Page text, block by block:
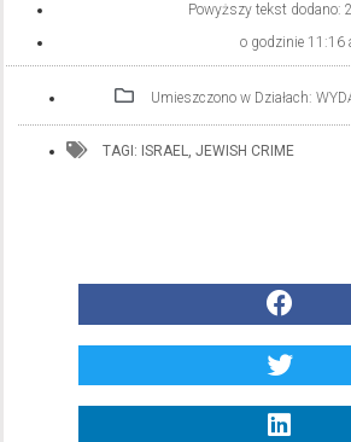
Powyższy tekst dodano:
o godzinie 11:16
Umieszczono w Działach:
TAGI: ISRAEL, JEWISH CRIME